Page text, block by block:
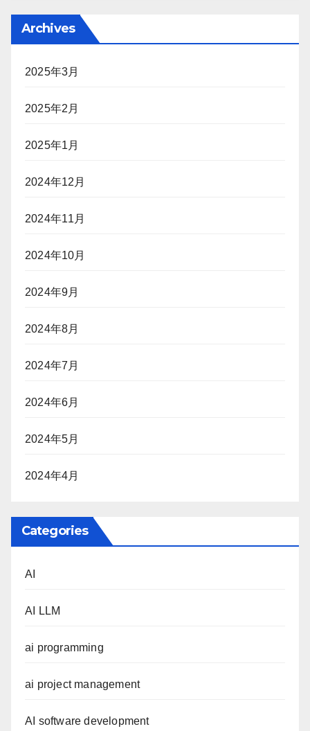
Archives
2025年3月
2025年2月
2025年1月
2024年12月
2024年11月
2024年10月
2024年9月
2024年8月
2024年7月
2024年6月
2024年5月
2024年4月
Categories
AI
AI LLM
ai programming
ai project management
AI software development